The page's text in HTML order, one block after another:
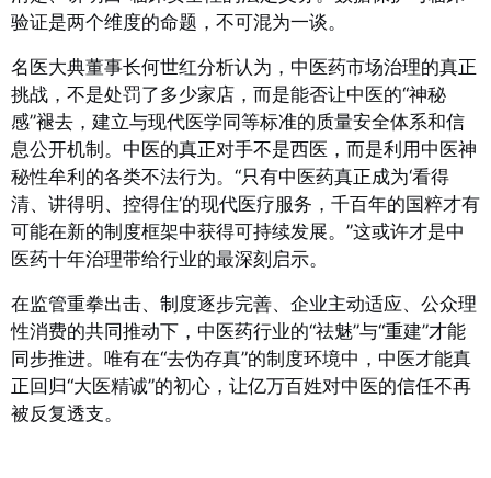
验证是两个维度的命题，不可混为一谈。
名医大典董事长何世红分析认为，中医药市场治理的真正
挑战，不是处罚了多少家店，而是能否让中医的“神秘
感”褪去，建立与现代医学同等标准的质量安全体系和信
息公开机制。中医的真正对手不是西医，而是利用中医神
秘性牟利的各类不法行为。“只有中医药真正成为‘看得
清、讲得明、控得住’的现代医疗服务，千百年的国粹才有
可能在新的制度框架中获得可持续发展。”这或许才是中
医药十年治理带给行业的最深刻启示。
在监管重拳出击、制度逐步完善、企业主动适应、公众理
性消费的共同推动下，中医药行业的“祛魅”与“重建”才能
同步推进。唯有在“去伪存真”的制度环境中，中医才能真
正回归“大医精诚”的初心，让亿万百姓对中医的信任不再
被反复透支。